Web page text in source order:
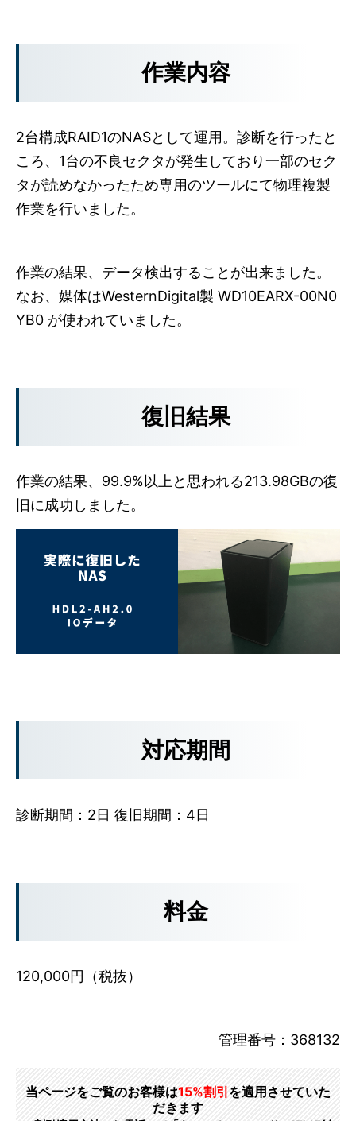
作業内容
2台構成RAID1のNASとして運用。診断を行ったと
ころ、1台の不良セクタが発生しており一部のセク
タが読めなかったため専用のツールにて物理複製
作業を行いました。
作業の結果、データ検出することが出来ました。
なお、媒体はWesternDigital製 WD10EARX-00N0
YB0 が使われていました。
復旧結果
作業の結果、99.9%以上と思われる213.98GBの復
旧に成功しました。
対応期間
診断期間：2日 復旧期間：4日
料金
120,000円（税抜）
管理番号：368132
当ページをご覧のお客様は15%割引 を適用させていた
だきます